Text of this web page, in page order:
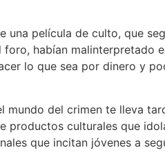
película de culto, que
habían malinterpretado
lo que sea por dinero y
del crimen te lleva
culturales que
que incitan jóvenes a